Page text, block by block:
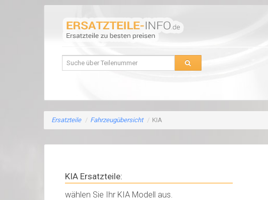
Ersatzteile / Fahrzeugübersicht / KIA
KIA Ersatzteile:
wählen Sie Ihr KIA Modell aus.